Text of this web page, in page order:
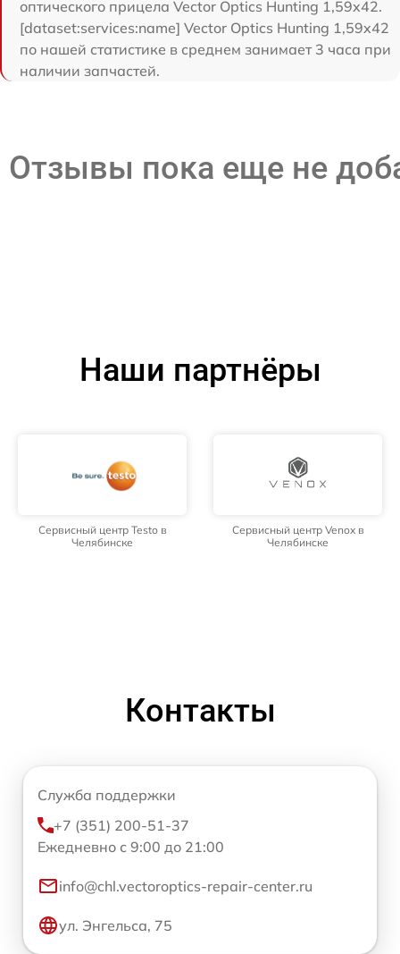
оптического прицела Vector Optics Hunting 1,59x42.
[dataset:services:name] Vector Optics Hunting 1,59x42
по нашей статистике в среднем занимает 3 часа при
наличии запчастей.
Отзывы пока еще не
Наши партнёры
Сервисный центр Testo в
Челябинске
Сервисный центр Venox в
Челябинске
Контакты
Служба поддержки
+7 (351) 200-51-37
Ежедневно с 9:00 до 21:00
info@chl.vectoroptics-repair-center.ru
ул. Энгельса, 75